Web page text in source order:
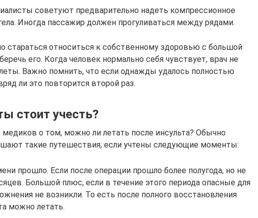
советуют предварительно надеть компрессионное
Иногда пассажир должен прогуливаться между рядами.
стараться относиться к собственному здоровью с большой
его. Когда человек нормально себя чувствует, врач не
Важно помнить, что если однажды удалось полностью
ли это повторится второй раз.
стоит учесть?
о том, можно ли летать после инсульта? Обычно
такие путешествия, если учтены следующие моменты:
прошло. Если после операции прошло более полугода, но не
Большой плюс, если в течение этого периода опасные для
не возникли. То есть после полного восстановления
можно летать.